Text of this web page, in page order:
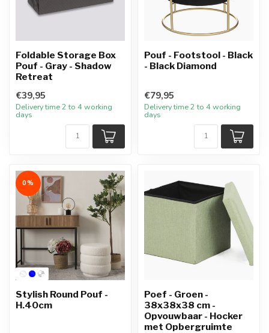
Foldable Storage Box
Pouf - Gray - Shadow
Retreat
€39,95
Delivery time 2 to 4 working
days
Pouf - Footstool - Black
- Black Diamond
€79,95
Delivery time 2 to 4 working
days
0%
Stylish Round Pouf -
H.40cm
Poef - Groen -
38x38x38 cm -
Opvouwbaar - Hocker
met Opbergruimte